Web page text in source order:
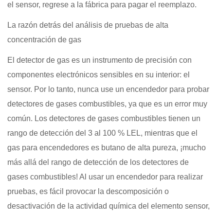
el sensor, regrese a la fábrica para pagar el reemplazo.
La razón detrás del análisis de pruebas de alta
concentración de gas
El detector de gas es un instrumento de precisión con
componentes electrónicos sensibles en su interior: el
sensor. Por lo tanto, nunca use un encendedor para probar
detectores de gases combustibles, ya que es un error muy
común. Los detectores de gases combustibles tienen un
rango de detección del 3 al 100 % LEL, mientras que el
gas para encendedores es butano de alta pureza, ¡mucho
más allá del rango de detección de los detectores de
gases combustibles! Al usar un encendedor para realizar
pruebas, es fácil provocar la descomposición o
desactivación de la actividad química del elemento sensor,